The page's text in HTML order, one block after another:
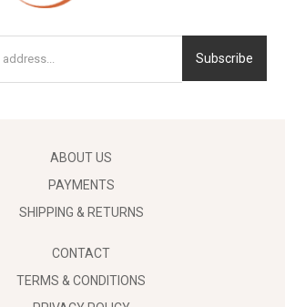
Subscribe
ABOUT US
PAYMENTS
SHIPPING & RETURNS
CONTACT
TERMS & CONDITIONS